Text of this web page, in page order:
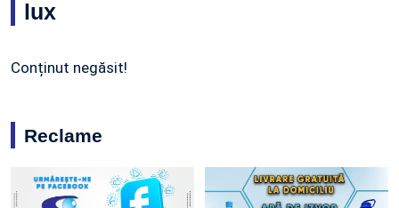
lux
Conținut negăsit!
Reclame